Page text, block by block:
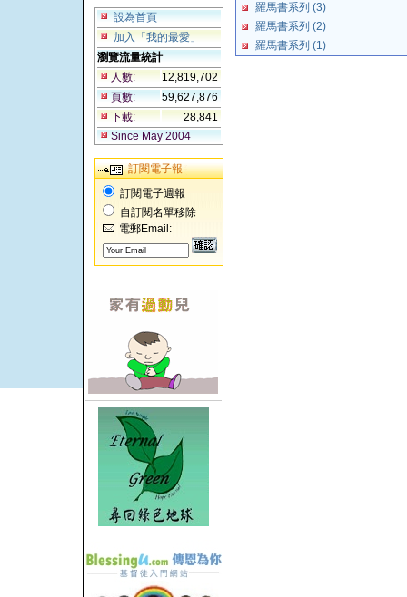
設為首頁
加入「我的最愛」
瀏覽流量統計
人數:
12,819,702
頁數:
59,627,876
下載:
28,841
Since May 2004
訂閱電子報
訂閱電子週報
自訂閱名單移除
電郵Email:
羅馬書系列 (3)
羅馬書系列 (2)
羅馬書系列 (1)